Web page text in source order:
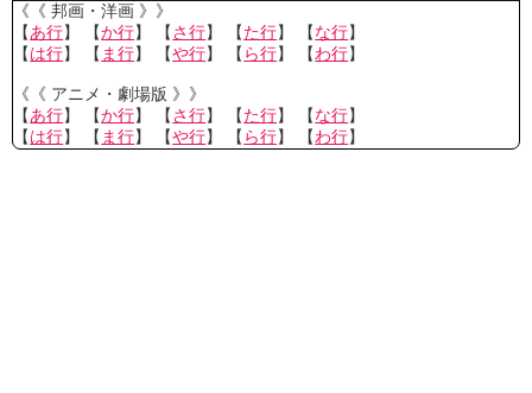
《《 邦画・洋画 》》
【あ行】 【か行】 【さ行】 【た行】 【な行】
【は行】 【 ま行】 【や行】 【 ら行】 【わ行】
《《 アニメ・劇場版 》》
【あ行】 【か行】 【さ行】 【た行】 【な行】
【は行】 【 ま行】 【や行】 【 ら行】 【わ行】